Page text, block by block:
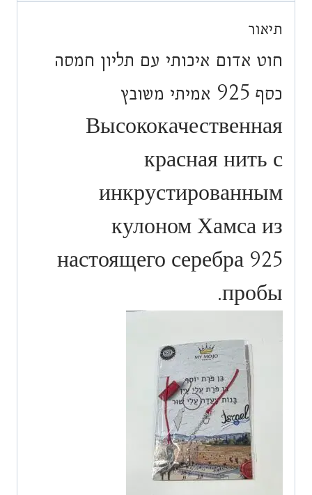
אמיתי
תיאור
חוט אדום איכותי עם תליון חמסה
כסף 925 אמיתי משובץ
Высококачественная
красная нить с
инкрустированным
кулоном Хамса из
настоящего серебра 925
пробы.